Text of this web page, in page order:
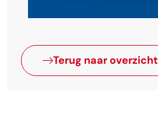
Terug naar overzicht